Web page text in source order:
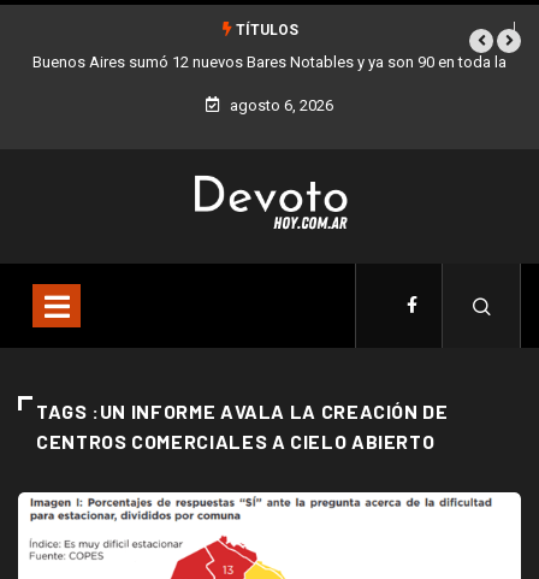
TÍTULOS
Buenos Aires sumó 12 nuevos Bares Notables y ya son 90 en toda la
Ciudad
agosto 6, 2026
TAGS :UN INFORME AVALA LA CREACIÓN DE
CENTROS COMERCIALES A CIELO ABIERTO